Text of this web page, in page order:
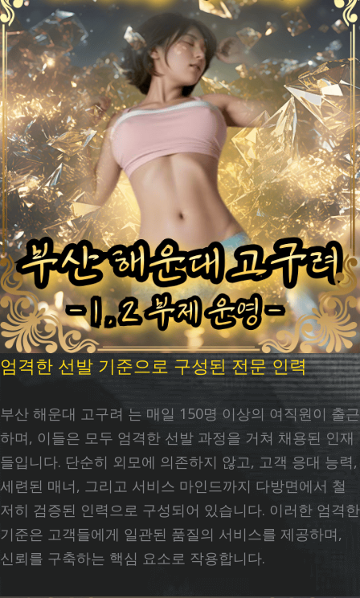
엄격한 선발 기준으로 구성된 전문 인력
부산 해운대 고구려 는 매일 150명 이상의 여직원이 출근
하며, 이들은 모두 엄격한 선발 과정을 거쳐 채용된 인재
들입니다. 단순히 외모에 의존하지 않고, 고객 응대 능력,
세련된 매너, 그리고 서비스 마인드까지 다방면에서 철
저히 검증된 인력으로 구성되어 있습니다. 이러한 엄격한
기준은 고객들에게 일관된 품질의 서비스를 제공하며,
신뢰를 구축하는 핵심 요소로 작용합니다.